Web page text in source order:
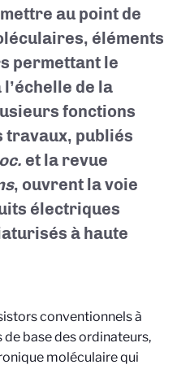
au point de
éléments
permettant le
de la
fonctions
travaux, publiés
et la revue
, ouvrent la voie
électriques
à haute
conventionnels à
base des ordinateurs,
moléculaire qui